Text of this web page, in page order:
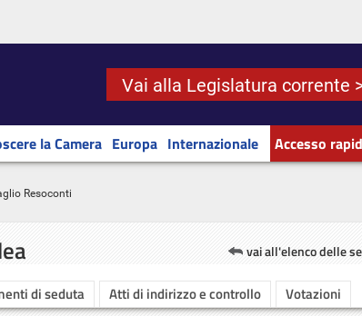
Vai alla Legislatura corrente
la Camera Europa Internazionale Accesso
Resoconti
vai all'elenco delle
di seduta Atti di indirizzo e controllo Votazioni